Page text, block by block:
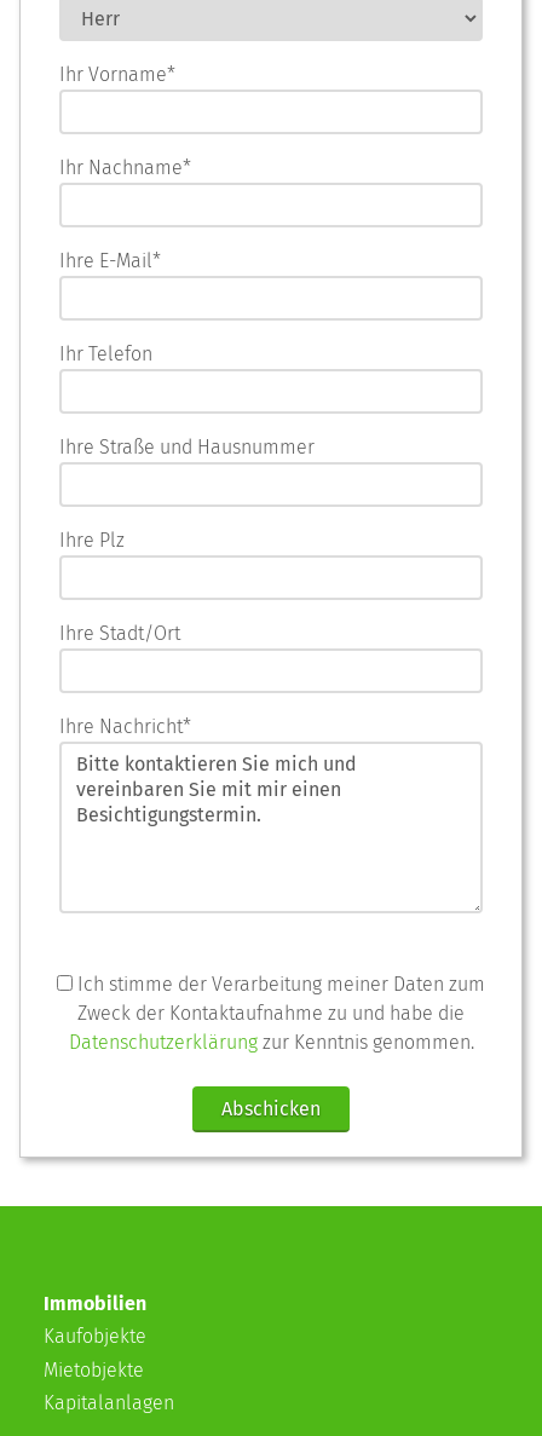
Ihr Vorname*
Ihr Nachname*
Ihre E-Mail*
Ihr Telefon
Ihre Straße und Hausnummer
Ihre Plz
Ihre Stadt/Ort
Ihre Nachricht*
Ich stimme der Verarbeitung meiner Daten zum
Zweck der Kontaktaufnahme zu und habe die
Datenschutzerklärungzur Kenntnis genommen.
Abschicken
Immobilien
Kaufobjekte
Mietobjekte
Kapitalanlagen